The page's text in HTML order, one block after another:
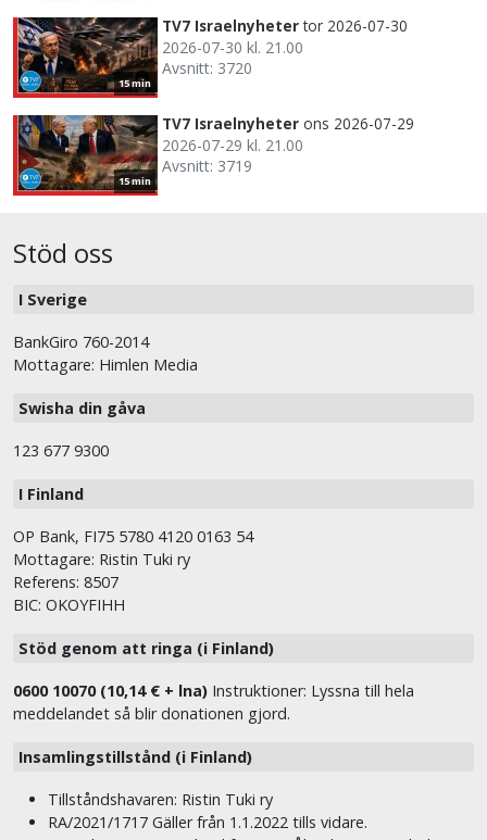
15 min
TV7 Israelnyheter tor 2026-07-30
2026-07-30 kl. 21.00
Avsnitt: 3720
15 min
TV7 Israelnyheter ons 2026-07-29
2026-07-29 kl. 21.00
Avsnitt: 3719
Stöd oss
I Sverige
BankGiro 760-2014
Mottagare: Himlen Media
Swisha din gåva
123 677 9300
I Finland
OP Bank, FI75 5780 4120 0163 54
Mottagare: Ristin Tuki ry
Referens: 8507
BIC: OKOYFIHH
Stöd genom att ringa (i Finland)
0600 10070 (10,14 € + lna) Instruktioner: Lyssna till hela
meddelandet så blir donationen gjord.
Insamlingstillstånd (i Finland)
Tillståndshavaren: Ristin Tuki ry
RA/2021/1717 Gäller från 1.1.2022 tills vidare.